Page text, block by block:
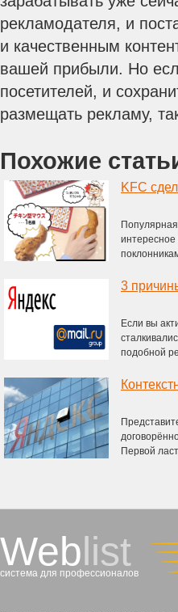
рекламодателя, и
и качественным
вашей прибыли. Но
посетителей, и
размещать рекламу,
Похожие
KFC
Если вы
подобной
Первой
Weblist
система для профессионалов